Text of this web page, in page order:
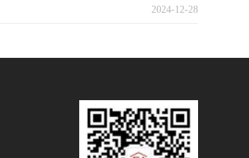
2024-12-28